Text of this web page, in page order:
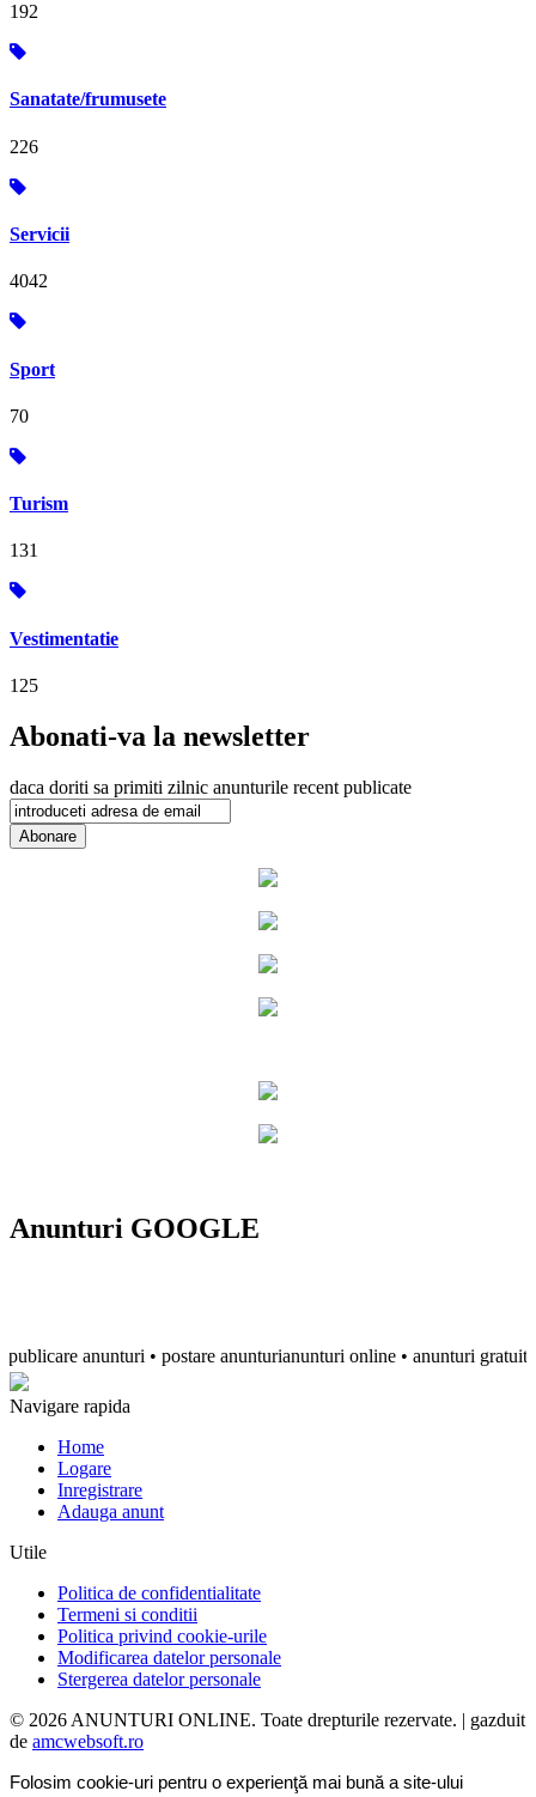
192
Sanatate/frumusete
226
Servicii
4042
Sport
70
Turism
131
Vestimentatie
125
Abonati-va la newsletter
daca doriti sa primiti zilnic anunturile recent publicate
Anunturi GOOGLE
anunturi • postare anunturianunturi online • anunturi gratuite •
Navigare rapida
Home
Logare
Inregistrare
Adauga anunt
Utile
Politica de confidentialitate
Termeni si conditii
Politica privind cookie-urile
Modificarea datelor personale
Stergerea datelor personale
© 2026 ANUNTURI ONLINE. Toate drepturile rezervate. | gazduit
de amcwebsoft.ro
Folosim cookie-uri pentru o experienţă mai bună a site-ului